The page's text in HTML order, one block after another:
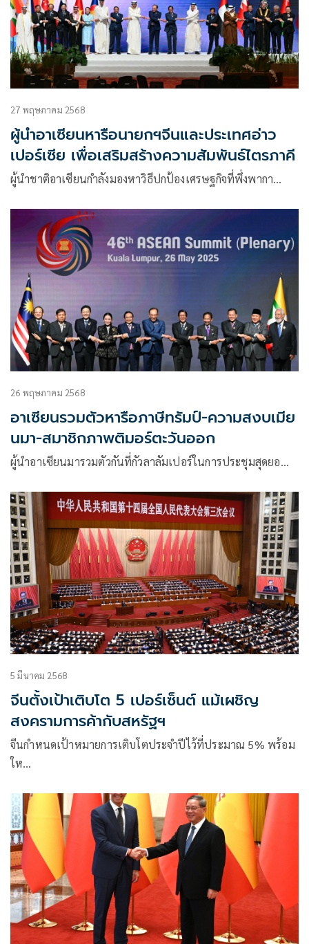
27 พฤษภาคม 2568
ผู้นำอาเซียนหารือนายกฯจีนและประเทศอ่าว
เปอร์เซีย เพื่อเสริมสร้างความสัมพันธ์ไตรภาคี
ผู้นำชาติอาเซียนกำลังมองหาวิธีปกป้องเศรษฐกิจที่พึ่งพากา…
26 พฤษภาคม 2568
อาเซียนรวมตัวหารือภาษีทรัมป์-ความสงบเมีย
นมา-สมาชิกภาพติมอร์ตะวันออก
ผู้นำอาเซียนมารวมตัวกันที่กัวลาลัมเปอร์ในการประชุมสุดยอ…
5 มีนาคม 2568
จีนตั้งเป้าเติบโต 5 เปอร์เซ็นต์ แม้เผชิญ
สงครามการค้ากับสหรัฐฯ
จีนกำหนดเป้าหมายการเติบโตประจำปีไว้ที่ประมาณ 5% พร้อม
ให…